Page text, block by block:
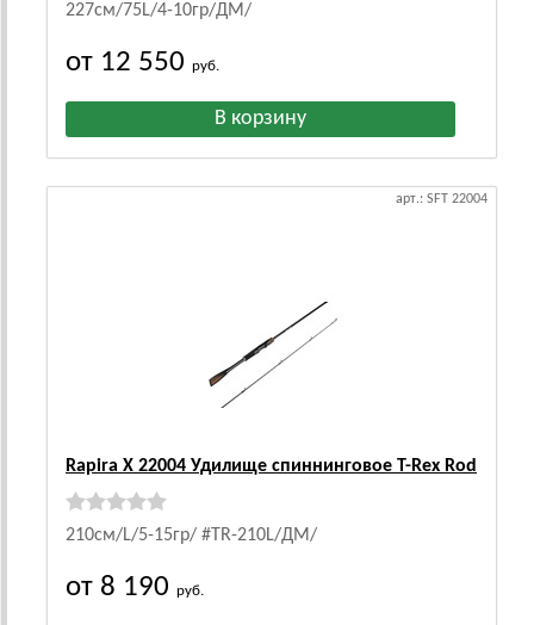
227см/75L/4-10гр/ДМ/
от 12 550 руб.
арт.: SFT 22004
Rapira X 22004 Удилище спиннинговое T-Rex Rod
210см/L/5-15гр/ #TR-210L/ДМ/
от 8 190 руб.